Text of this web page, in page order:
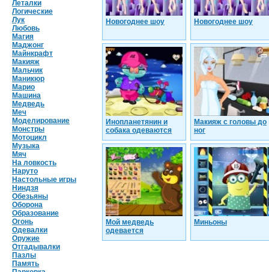
Леталки
Логические
Лук
Любовь
Магия
Маджонг
Майнкрафт
Макияж
Мальчик
Маникюр
Марио
Машина
Медведь
Меч
Моделирование
Монстры
Мотоцикл
Музыка
Мяч
На ловкость
Наруто
Настольные игры
Ниндзя
Обезьяны
Оборона
Образование
Огонь
Одевалки
Оружие
Отгадывалки
Пазлы
Память
Новогоднее шоу Новогоднее шоу
Инопланетянин и
собака одеваются
Макияж с головы до
ног
Мой медведь
одевается
Миньоны